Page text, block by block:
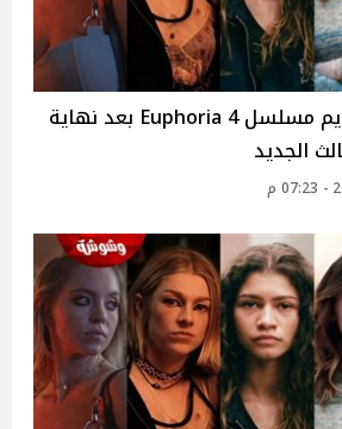
حقيقة إنتاج وتقديم مسلسل 4 Euphoria بعد نهاية
الجديد